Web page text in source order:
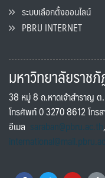
ระบบเลือกตั้งออนไลน์
PBRU INTERNET
มหาวิทยาลัยราช
38 หมู่ 8 ถ.หาดเจ้าสำราญ
โทรศัพท์ 0 3270 8612 โทร
อีเมล saraban@pbru.ac.th,